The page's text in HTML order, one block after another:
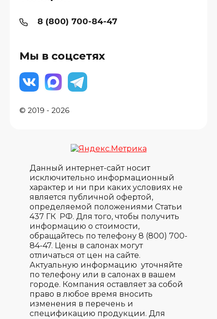
© 2019 - 2026
8 (800) 700-84-47
Мы в соцсетях
Данный интернет-сайт носит
исключительно информационный
характер и ни при каких условиях не
является публичной офертой,
определяемой положениями Статьи
437 ГК РФ. Для того, чтобы получить
информацию о стоимости,
обращайтесь по телефону 8 (800) 700-
84-47. Цены в салонах могут
отличаться от цен на сайте.
Актуальную информацию уточняйте
по телефону или в салонах в вашем
городе. Компания оставляет за собой
право в любое время вносить
изменения в перечень и
спецификацию продукции. Для